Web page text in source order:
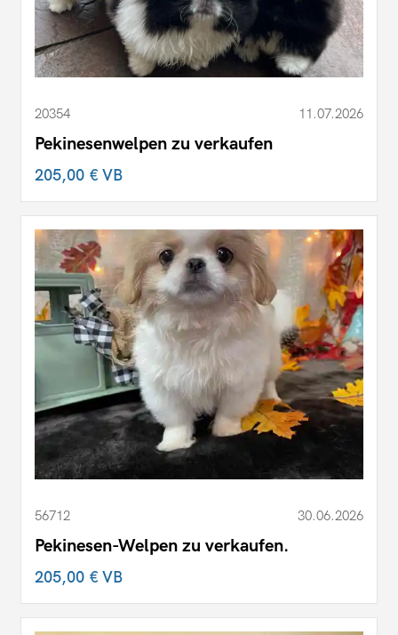
20354 11.07.2026
Pekinesenwelpen zu verkaufen
205,00 €VB
56712 30.06.2026
Pekinesen-Welpen zu verkaufen.
205,00 €VB